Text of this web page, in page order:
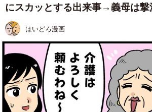
にスカッとする出来事→義母は撃
はいどろ漫画